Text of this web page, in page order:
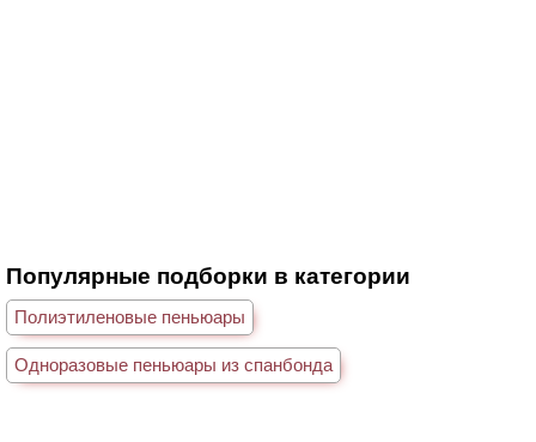
Популярные подборки в категории
Полиэтиленовые пеньюары
Одноразовые пеньюары из спанбонда